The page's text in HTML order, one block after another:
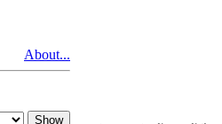
About...